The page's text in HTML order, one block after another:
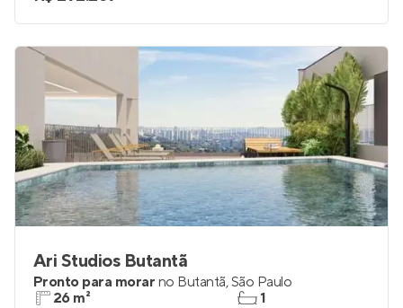
Ari Studios Butantã
Pronto para morar no Butantã,São Paulo
26 m²
1